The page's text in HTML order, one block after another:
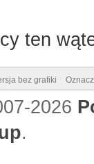
ten
bez grafiki
2026
.